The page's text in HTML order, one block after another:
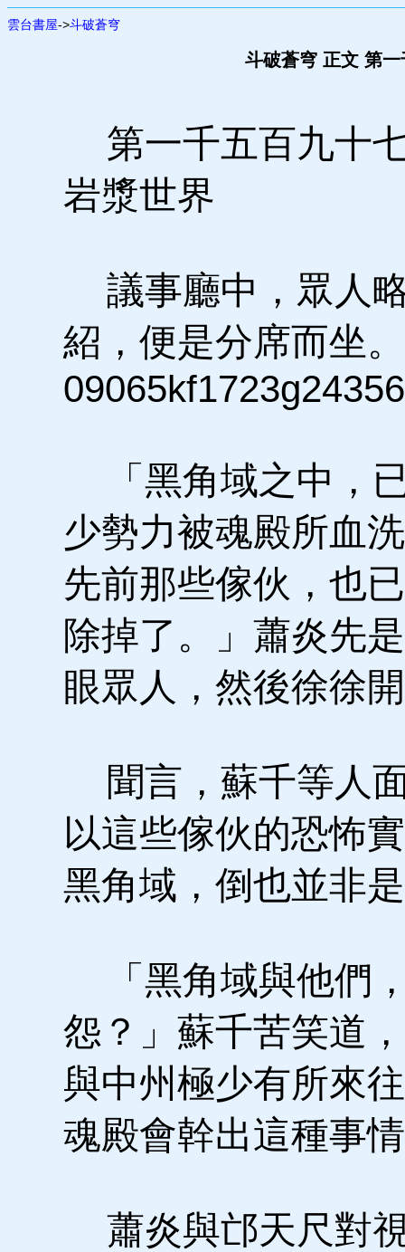
雲台書屋->斗破蒼穹
斗破蒼穹 正文 第
第一千五百九十
岩漿世界
議事廳中，眾人
紹，便是分席而坐。
「黑角域之中，
少勢力被魂殿所血
先前那些傢伙，也
除掉了。」蕭炎先
眼眾人，然後徐徐
聞言，蘇千等人
以這些傢伙的恐怖
黑角域，倒也並非
「黑角域與他們
怨？」蘇千苦笑道
與中州極少有所來
魂殿會幹出這種事
蕭炎與邙天尺對